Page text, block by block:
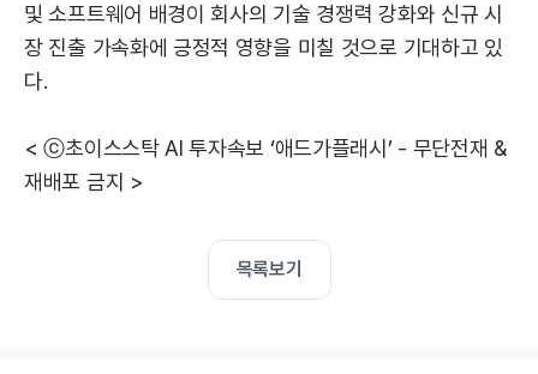
및 소프트웨어 배경이 회사의 기술 경쟁력 강화와 신규 시
장 진출 가속화에 긍정적 영향을 미칠 것으로 기대하고 있
다.
< ⓒ초이스스탁 AI 투자속보 ‘애드가플래시’ - 무단전재 &
재배포 금지 >
목록보기